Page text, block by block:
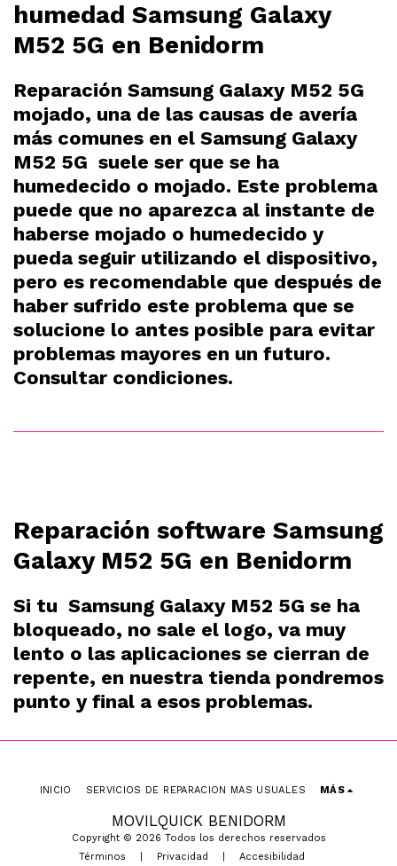
humedad Samsung Galaxy
M52 5G en Benidorm
Reparación Samsung Galaxy M52 5G
mojado, una de las causas de avería
más comunes en el Samsung Galaxy
M52 5G suele ser que se ha
humedecido o mojado. Este problema
puede que no aparezca al instante de
haberse mojado o humedecido y
pueda seguir utilizando el dispositivo,
pero es recomendable que después de
haber sufrido este problema que se
solucione lo antes posible para evitar
problemas mayores en un futuro.
Consultar condiciones.
Reparación software Samsung
Galaxy M52 5G en Benidorm
Si tu Samsung Galaxy M52 5G se ha
bloqueado, no sale el logo, va muy
lento o las aplicaciones se cierran de
repente, en nuestra tienda pondremos
punto y final a esos problemas.
MOVILQUICK BENIDORM
Copyright © 2026 Todos los derechos reservados
Términos
Privacidad Accesibilidad
INICIO SERVICIOS DE REPARACION MAS USUALES MÁS